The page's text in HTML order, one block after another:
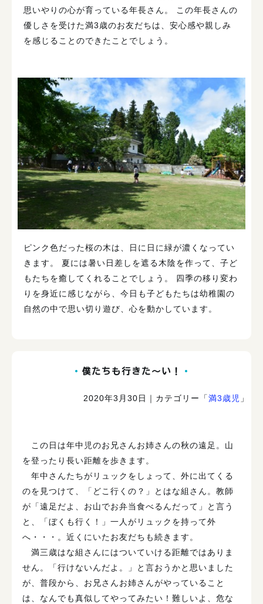
思いやりの心が育っている年長さん。 この年長さんの
優しさを受けた満3歳のお友だちは、安心感や親しみ
を感じることのできたことでしょう。
ピンク色だった桜の木は、日に日に緑が濃くなってい
きます。 夏には暑い日差しを遮る木陰を作って、子ど
もたちを癒してくれることでしょう。 四季の移り変わ
りを身近に感じながら、今日も子どもたちは幼稚園の
自然の中で思い切り遊び、心を動かしています。
僕たちも行きた～い！
2020年3月30日 ｜カテゴリー「満3歳児 」
この日は年中児のお兄さんお姉さんの秋の遠足。山
を登ったり長い距離を歩きます。
年中さんたちがリュックをしょって、外に出てくる
のを見つけて、「どこ行くの？」とはな組さん。教師
が「遠足だよ、お山でお弁当食べるんだって」と言う
と、「ぼくも行く！」一人がリュックを持って外
へ・・・。近くにいたお友だちも続きます。
満三歳はな組さんにはついていける距離ではありま
せん。「行けないんだよ。」と言おうかと思いました
が、普段から、お兄さんお姉さんがやっていること
は、なんでも真似してやってみたい！難しいよ、危な